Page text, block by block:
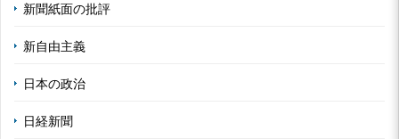
新聞紙面の批評
新自由主義
日本の政治
日経新聞